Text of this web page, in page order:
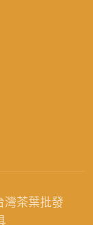
灣茶葉批發